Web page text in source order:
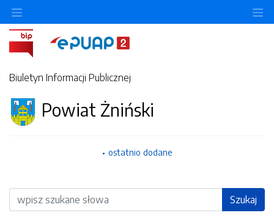
Biuletyn Informacji Publicznej
Powiat Żniński
ostatnio dodane
Wyszukiwarka Szukaj